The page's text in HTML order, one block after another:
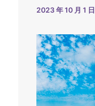
2023 年 10 月 1 日